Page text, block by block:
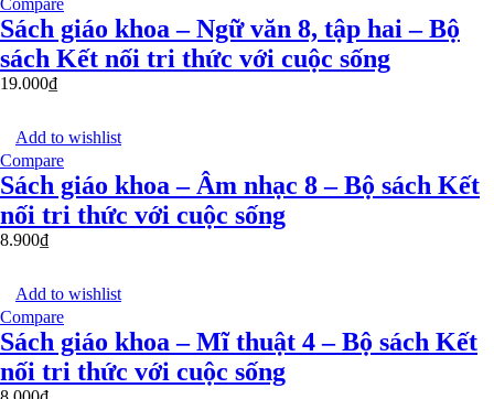
Compare
Sách giáo khoa – Ngữ văn 8, tập hai – Bộ
sách Kết nối tri thức với cuộc sống
19.000₫
Add to wishlist
Compare
Sách giáo khoa – Âm nhạc 8 – Bộ sách Kết
nối tri thức với cuộc sống
8.900₫
Add to wishlist
Compare
Sách giáo khoa – Mĩ thuật 4 – Bộ sách Kết
nối tri thức với cuộc sống